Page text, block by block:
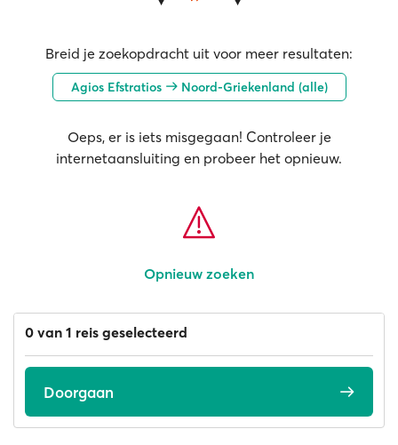
Breid je zoekopdracht uit voor meer resultaten:
Agios Efstratios Noord-Griekenland (alle)
Oeps, er is iets misgegaan! Controleer je
internetaansluiting en probeer het opnieuw.
Opnieuw zoeken
0 van 1 reis geselecteerd
Doorgaan